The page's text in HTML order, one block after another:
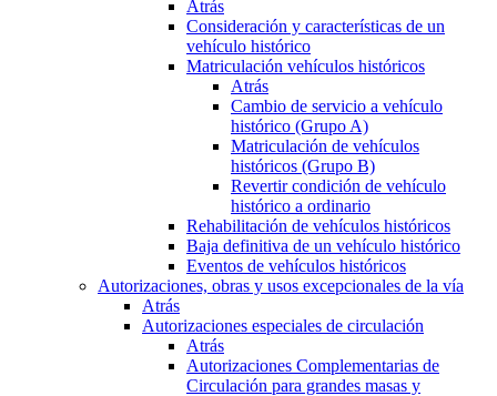
Atrás
Consideración y características de un
vehículo histórico
Matriculación vehículos históricos
Atrás
Cambio de servicio a vehículo
histórico (Grupo A)
Matriculación de vehículos
históricos (Grupo B)
Revertir condición de vehículo
histórico a ordinario
Rehabilitación de vehículos históricos
Baja definitiva de un vehículo histórico
Eventos de vehículos históricos
Autorizaciones, obras y usos excepcionales de la vía
Atrás
Autorizaciones especiales de circulación
Atrás
Autorizaciones Complementarias de
Circulación para grandes masas y